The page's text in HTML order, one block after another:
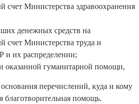
счет Министерства здравоохранения
денежных средств на
счет Министерства труда и
и их распределении;
гуманитарной помощи,
перечислений, куда и кому
благотворительная помощь.